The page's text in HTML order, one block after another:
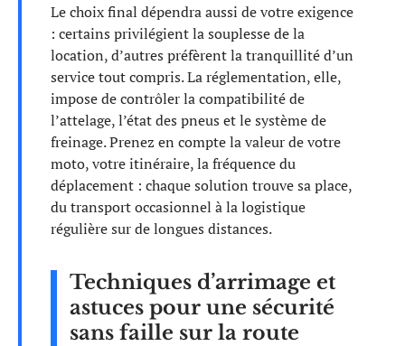
Le choix final dépendra aussi de votre exigence
: certains privilégient la souplesse de la
location, d’autres préfèrent la tranquillité d’un
service tout compris. La réglementation, elle,
impose de contrôler la compatibilité de
l’attelage, l’état des pneus et le système de
freinage. Prenez en compte la valeur de votre
moto, votre itinéraire, la fréquence du
déplacement : chaque solution trouve sa place,
du transport occasionnel à la logistique
régulière sur de longues distances.
Techniques d’arrimage et
astuces pour une sécurité
sans faille sur la route